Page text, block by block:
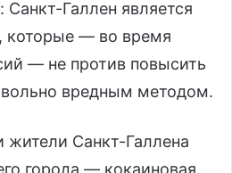
Санкт-Галлен является
которые — во время
— не против повысить
вредным методом.
жители Санкт-Галлена
города — кокаиновая